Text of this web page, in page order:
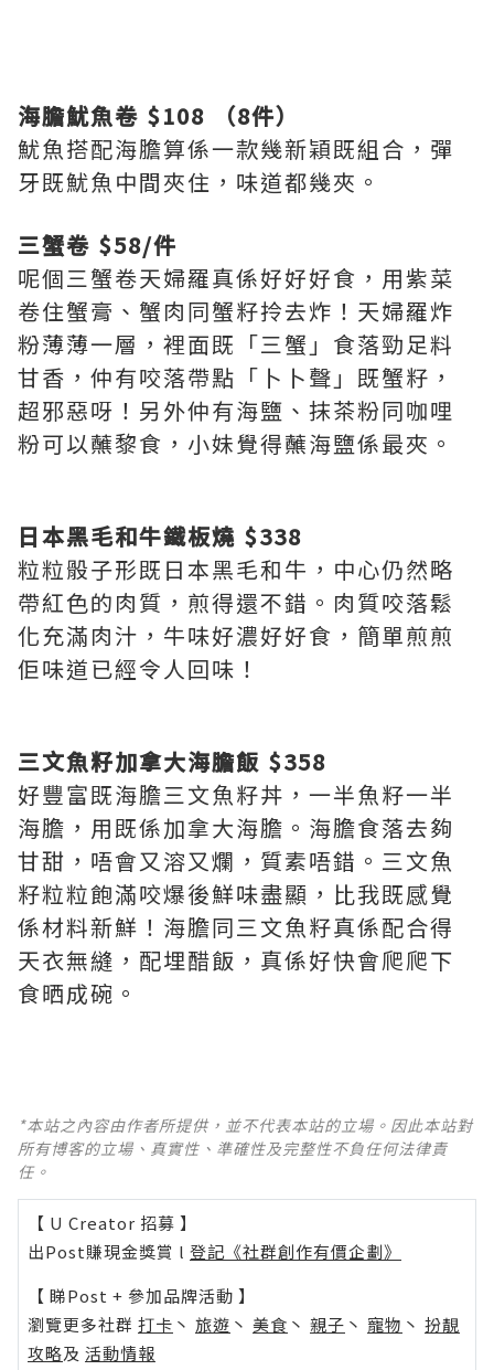
海膽魷魚卷 $108 （8件）
魷魚搭配海膽算係一款幾新穎既組合，彈
牙既魷魚中間夾住，味道都幾夾。
三蟹卷 $58/件
呢個三蟹卷天婦羅真係好好好食，用紫菜
卷住蟹膏、蟹肉同蟹籽拎去炸！天婦羅炸
粉薄薄一層，裡面既「三蟹」食落勁足料
甘香，仲有咬落帶點「卜卜聲」既蟹籽，
超邪惡呀！另外仲有海鹽、抹茶粉同咖哩
粉可以蘸黎食，小妹覺得蘸海鹽係最夾。
日本黑毛和牛鐵板燒 $338
粒粒骰子形既日本黑毛和牛，中心仍然略
帶紅色的肉質，煎得還不錯。肉質咬落鬆
化充滿肉汁，牛味好濃好好食，簡單煎煎
佢味道已經令人回味！
三文魚籽加拿大海膽飯 $358
好豐富既海膽三文魚籽丼，一半魚籽一半
海膽，用既係加拿大海膽。海膽食落去夠
甘甜，唔會又溶又爛，質素唔錯。三文魚
籽粒粒飽滿咬爆後鮮味盡顯，比我既感覺
係材料新鮮！海膽同三文魚籽真係配合得
天衣無縫，配埋醋飯，真係好快會爬爬下
食晒成碗。
*本站之內容由作者所提供，並不代表本站的立場。因此本站對
所有博客的立場、真實性、準確性及完整性不負任何法律責
任。
【 U Creator 招募 】
出Post賺現金獎賞 l 登記《社群創作有價企劃》
【 睇Post + 參加品牌活動 】
瀏覽更多社群 打卡 丶 旅遊 丶 美食 丶 親子 丶 寵物 丶 扮靚
攻略及 活動情報